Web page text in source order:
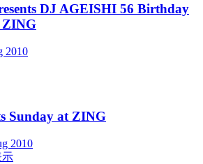
DJ AGEISHI 56 Birthday
ZING
2010
Sunday at ZING
2010
示